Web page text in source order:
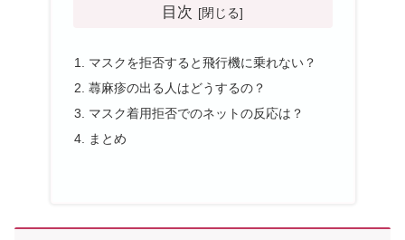
目次
マスクを拒否すると飛行機に乗れない？
蕁麻疹の出る人はどうするの？
マスク着用拒否でのネットの反応は？
まとめ